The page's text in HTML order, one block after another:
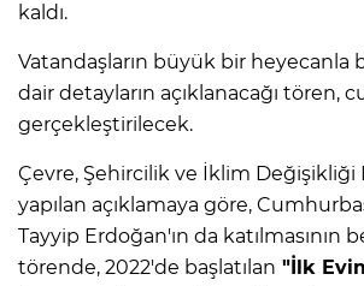
kaldı.
Vatandaşların büyük bir heyecanla
dair detayların açıklanacağı tören,
gerçekleştirilecek.
Çevre, Şehircilik ve İklim Değişikliği
yapılan açıklamaya göre,
Tayyip Erdoğan'ın da katılmasının
törende, 2022'de başlatılan "İlk